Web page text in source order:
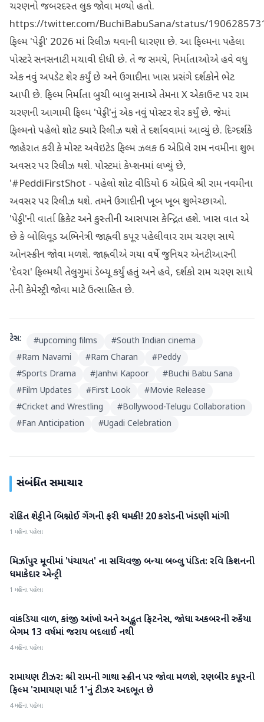
ચરણનો જબરદસ્ત લુક જોવા મળ્યો હતો.
https://twitter.com/BuchiBabuSana/status/
ફિલ્મ 'પેડ્ડી' 2026 માં રિલીઝ થવાની ધારણા છે. આ ફિલ્મના પહેલા
પોસ્ટરે સનસનાટી મચાવી દીધી છે. તે જ સમયે, નિર્માતાઓએ હવે વધુ
એક નવું અપડેટ શેર કર્યું છે અને ઉગાદીના ખાસ પ્રસંગે દર્શકોને ભેટ
આપી છે. ફિલ્મ નિર્માતા બુચી બાબુ સનાએ તેમના X એકાઉન્ટ પર રામ
ચરણની આગામી ફિલ્મ 'પેડ્ડી'નું એક નવું પોસ્ટર શેર કર્યું છે. જેમાં
ફિલ્મનો પહેલો શોટ ક્યારે રિલીઝ થશે તે દર્શાવવામાં આવ્યું છે. દિગ્દર્શકે
જાહેરાત કરી કે મોસ્ટ અવેઇટેડ ફિલ્મ ઝલક 6 એપ્રિલે રામ નવમીના શુભ
અવસર પર રિલીઝ થશે. પોસ્ટમાં કેપ્શનમાં લખ્યું છે,
'#PeddiFirstShot - પહેલો શોટ વીડિયો 6 એપ્રિલે શ્રી રામ નવમીના
અવસર પર રિલીઝ થશે. તમને ઉગાદીની ખૂબ ખૂબ શુભેચ્છાઓ.
'પેડ્ડી'ની વાર્તા ક્રિકેટ અને કુસ્તીની આસપાસ કેન્દ્રિત હશે. ખાસ વાત એ
છે કે બોલિવૂડ અભિનેત્રી જાહ્નવી કપૂર પહેલીવાર રામ ચરણ સાથે
ઓનસ્ક્રીન જોવા મળશે. જાહ્નવીએ ગયા વર્ષે જુનિયર એનટીઆરની
'દેવરા' ફિલ્મથી તેલુગુમાં ડેબ્યૂ કર્યું હતું અને હવે, દર્શકો રામ ચરણ સાથે
તેની કેમેસ્ટ્રી જોવા માટે ઉત્સાહિત છે.
ટેગ્સ: #upcoming films #South Indian cinema
#Ram Navami #Ram Charan #Peddy
#Sports Drama #Janhvi Kapoor #Buchi Babu Sana
#Film Updates #First Look #Movie Release
#Cricket and Wrestling #Bollywood-Telugu Collaboration
#Fan Anticipation #Ugadi Celebration
સંબંધિત સમાચાર
મનોરંજન
રોહિત શેટ્ટીને બિશ્નોઈ ગેંગની ફરી ધમકી! 20 કરોડની ખંડણી માંગી
1 મહિના પહેલા
મનોરંજન
મિર્ઝાપુર મૂવીમાં 'પંચાયત' ના સચિવજી બન્યા બબ્લુ પંડિત: રવિ કિશનની
ધમાકેદાર એન્ટ્રી
1 મહિના પહેલા
મનોરંજન
વાંકડિયા વાળ, કાંજી આંખો અને અદ્ભુત ફિટનેસ, જોધા અકબરની રુકૈયા
બેગમ 13 વર્ષમાં જરાય બદલાઈ નથી
4 મહિના પહેલા
મનોરંજન
રામાયણ ટીઝર: શ્રી રામની ગાથા સ્ક્રીન પર જોવા મળશે, રણબીર કપૂરની
ફિલ્મ 'રામાયણ પાર્ટ 1'નું ટીઝર અદભૂત છે
4 મહિના પહેલા